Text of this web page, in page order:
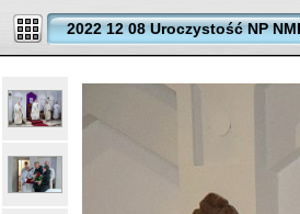
2022 12 08 Uroczystość NP